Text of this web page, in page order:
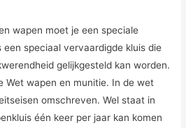
wapen moet je een speciale
een speciaal vervaardigde kluis die
gelijkgesteld kan worden.
Wet wapen en munitie. In de wet
omschreven. Wel staat in
één keer per jaar kan komen